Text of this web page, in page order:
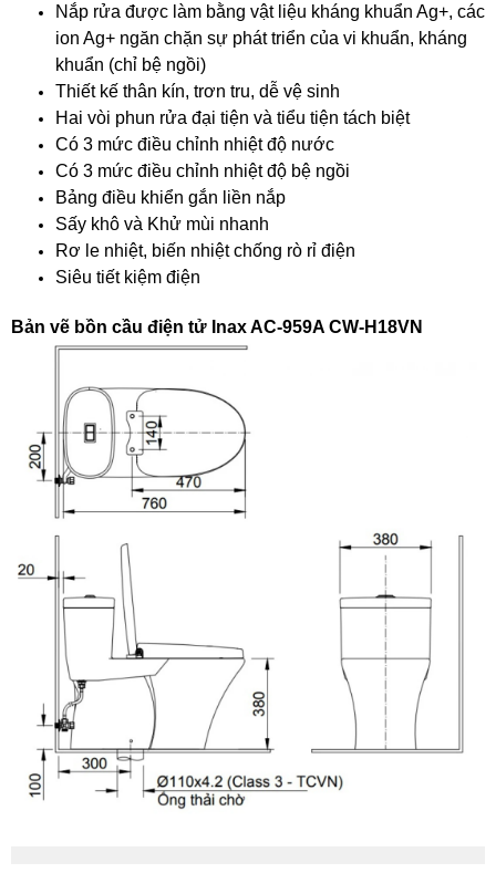
Nắp rửa được làm bằng vật liệu kháng khuẩn Ag+, các
ion Ag+ ngăn chặn sự phát triển của vi khuẩn, kháng
khuẩn (chỉ bệ ngồi)
Thiết kế thân kín, trơn tru, dễ vệ sinh
Hai vòi phun rửa đại tiện và tiểu tiện tách biệt
Có 3 mức điều chỉnh nhiệt độ nước
Có 3 mức điều chỉnh nhiệt độ bệ ngồi
Bảng điều khiển gắn liền nắp
Sấy khô và Khử mùi nhanh
Rơ le nhiệt, biến nhiệt chống rò rỉ điện
Siêu tiết kiệm điện
Bản vẽ bồn cầu điện tử Inax AC-959A CW-H18VN